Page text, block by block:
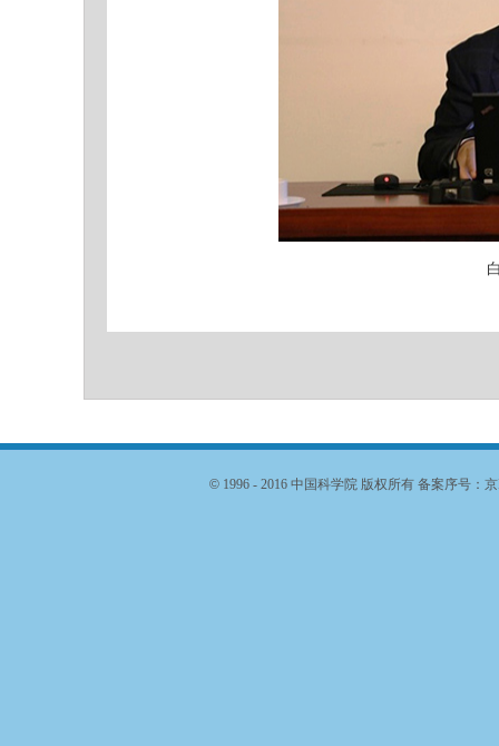
© 1996 - 2016 中国科学院 版权所有 备案序号：